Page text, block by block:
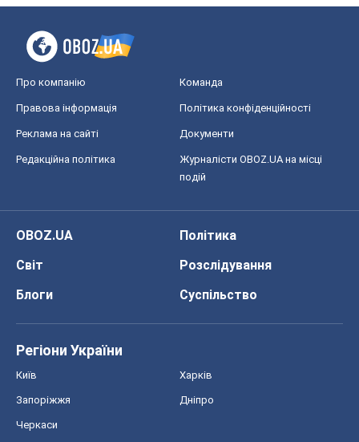
Про компанію Команда
Правова інформація Політика конфіденційності
Реклама на сайті Документи
Редакційна політика
Журналісти OBOZ.UA на місці
подій
OBOZ.UA
Політика
Світ
Розслідування
Блоги
Суспільство
Регіони України
Київ Харків
Запоріжжя Дніпро
Черкаси